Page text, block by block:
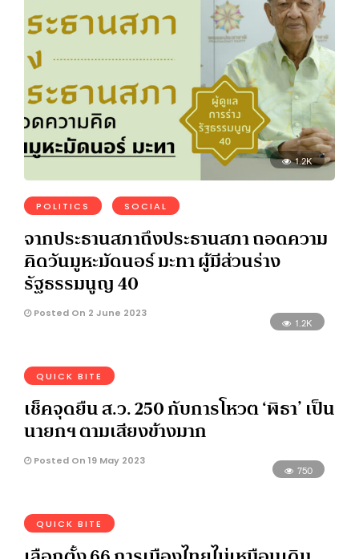
1.2K
POLITICS SOCIAL
จากประธานสภาถึงประธานสภา ถอดความ
คิดวันมูหะมัดนอร์ มะทา ผู้มีส่วนร่าง
รัฐธรรมนูญ 40
Posted On 2 June 2023
1.2K
QUICK BITE
เช็คจุดยืน ส.ว. 250 กับการโหวต ‘พิธา’ เป็น
นายกฯ ตามเสียงข้างมาก
Posted On 19 May 2023
750
QUICK BITE